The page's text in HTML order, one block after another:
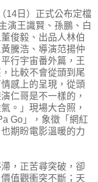
14日）正式公布定檔
演王識賢、孫鵬、白
俊毅、出品人林伯
騰浩、導演范揚仲
行宇宙番外篇，王
比較不會從頭到尾
感上的呈現，從頭
仁哥是不一樣的，
。」現場大合照，
Go」，象徵「網紅
期盼電影溫暖的力
，正苦尋突破，卻
值觀衝突不斷；天